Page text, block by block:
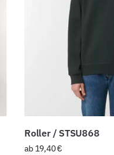
Roller / STSU868
ab 19,40€